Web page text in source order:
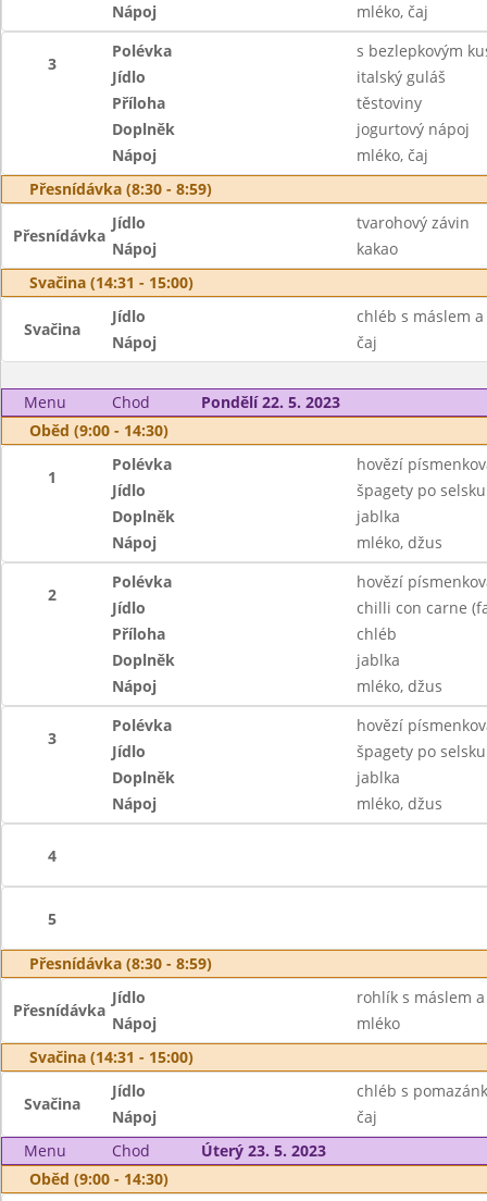
Nápoj
mléko, čaj
3
Polévka
s bezlepkovým
Jídlo
italský guláš
Příloha
těstoviny
Doplněk
jogurtový nápoj
Nápoj
mléko, čaj
Přesnídávka (8:30 - 8:59)
Přesnídávka
Jídlo
tvarohový závin
Nápoj
kakao
Svačina (14:31 - 15:00)
Svačina
Jídlo
chléb s máslem
Nápoj
čaj
Menu Chod
Pondělí 22. 5. 2023
Oběd (9:00 - 14:30)
1
Polévka
hovězí
Jídlo
špagety po selsku
Doplněk
jablka
Nápoj
mléko, džus
2
Polévka
hovězí
Jídlo
chilli con carne
Příloha
chléb
Doplněk
jablka
Nápoj
mléko, džus
3
Polévka
hovězí
Jídlo
špagety po selsku
Doplněk
jablka
Nápoj
mléko, džus
4
5
Přesnídávka (8:30 - 8:59)
Přesnídávka
Jídlo
rohlík s máslem
Nápoj
mléko
Svačina (14:31 - 15:00)
Svačina
Jídlo
chléb s
Nápoj
čaj
Menu
Chod
Úterý 23. 5. 2023
Oběd (9:00 - 14:30)